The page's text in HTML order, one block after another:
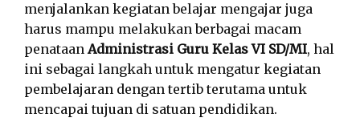
menjalankan kegiatan belajar mengajar juga
harus mampu melakukan berbagai macam
penataanAdministrasi Guru Kelas VI SD/MI, hal
ini sebagai langkah untuk mengatur kegiatan
pembelajaran dengan tertib terutama untuk
mencapai tujuan di satuan pendidikan.